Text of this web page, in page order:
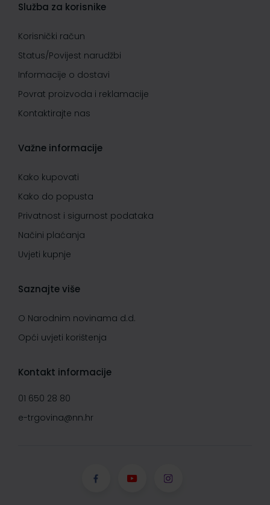
Služba za korisnike
Korisnički račun
Status/Povijest narudžbi
Informacije o dostavi
Povrat proizvoda i reklamacije
Kontaktirajte nas
Važne informacije
Kako kupovati
Kako do popusta
Privatnost i sigurnost podataka
Načini plaćanja
Uvjeti kupnje
Saznajte više
O Narodnim novinama d.d.
Opći uvjeti korištenja
Kontakt informacije
01 650 28 80
e-trgovina@nn.hr